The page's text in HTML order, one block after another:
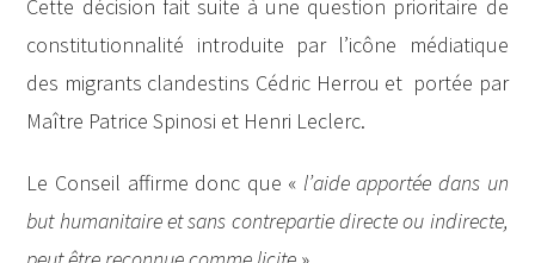
Cette décision fait suite à une question prioritaire de
constitutionnalité introduite par l’icône médiatique
des migrants clandestins Cédric Herrou et portée par
Maître Patrice Spinosi et Henri Leclerc.
Le Conseil affirme donc que « l’aide apportée dans un
but humanitaire et sans contrepartie directe ou indirecte,